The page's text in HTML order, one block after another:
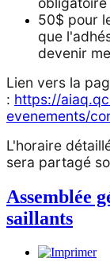
50$ pour
que
devenir
Lien vers la
: https://
evenements/
L'horaire
sera partagé
Assemblée
saillants